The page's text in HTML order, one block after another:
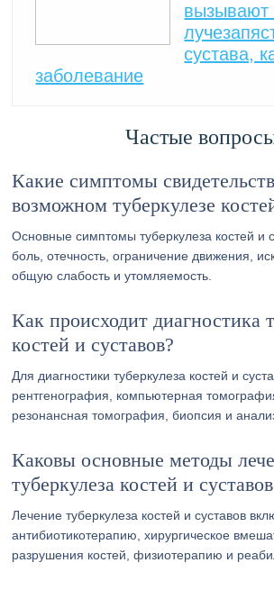
вызывают
сустава,
заболевание
Частые
Какие симптомы
возможном туберкулезе
Основные симптомы туберкулеза костей и
боль, отечность, ограничение движения,
общую слабость и утомляемость.
Как происходит диагностика
костей и суставов?
Для диагностики туберкулеза костей и
рентгенография, компьютерная
резонансная томография, биопсия и
Каковы основные методы
туберкулеза костей и
Лечение туберкулеза костей и суставов
антибиотикотерапию, хирургическое
разрушения костей, физиотерапию и